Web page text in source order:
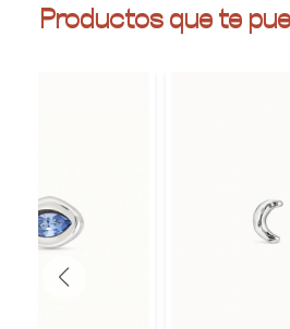
Productos que te